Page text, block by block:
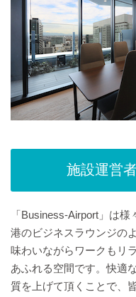
施設運営
「Business-Airport」は
港のビジネスラウンジの
味わいながらワークもリ
あふれる空間です。快適
質を上げて頂くことで、